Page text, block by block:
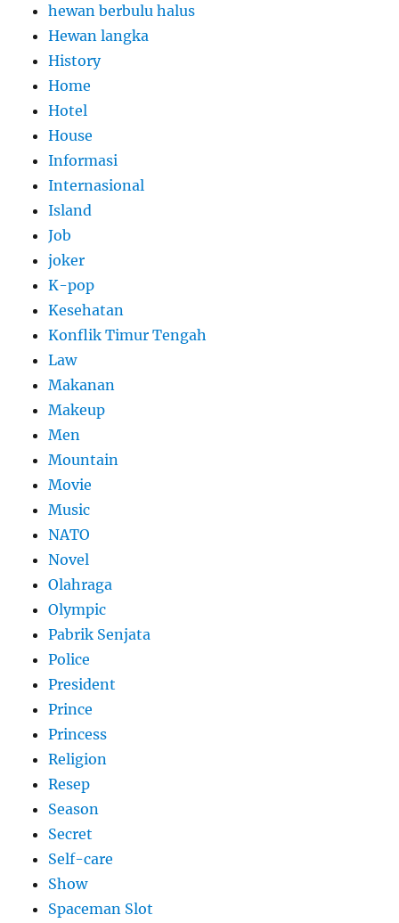
hewan berbulu halus
Hewan langka
History
Home
Hotel
House
Informasi
Internasional
Island
Job
joker
K-pop
Kesehatan
Konflik Timur Tengah
Law
Makanan
Makeup
Men
Mountain
Movie
Music
NATO
Novel
Olahraga
Olympic
Pabrik Senjata
Police
President
Prince
Princess
Religion
Resep
Season
Secret
Self-care
Show
Spaceman Slot